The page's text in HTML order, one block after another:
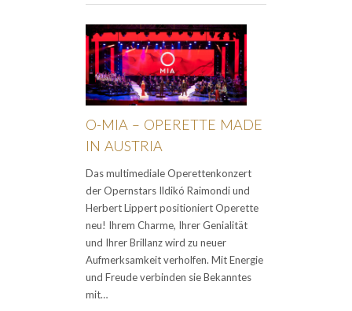
O-MIA – OPERETTE MADE
IN AUSTRIA
Das multimediale Operettenkonzert
der Opernstars Ildikó Raimondi und
Herbert Lippert positioniert Operette
neu! Ihrem Charme, Ihrer Genialität
und Ihrer Brillanz wird zu neuer
Aufmerksamkeit verholfen. Mit Energie
und Freude verbinden sie Bekanntes
mit…